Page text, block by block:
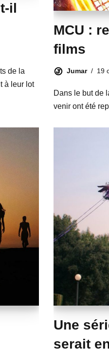
il
de la
à leur lot
MCU :
films
Jumar 19
Dans le but de
venir ont été
Une
serait